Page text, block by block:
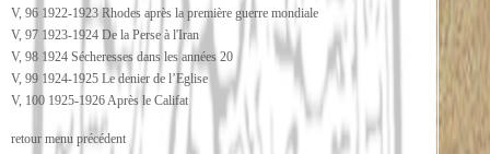
V, 96 1922-1923 Rhodes après la première guerre mondiale
V, 97 1923-1924 De la Perse à l'Iran
V, 98 1924 Sécheresses dans les années 20
V, 99 1924-1925 Le denier de l’Eglise
V, 100 1925-1926 Après le Califat
retour menu précédent